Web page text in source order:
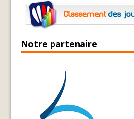
Notre partenaire